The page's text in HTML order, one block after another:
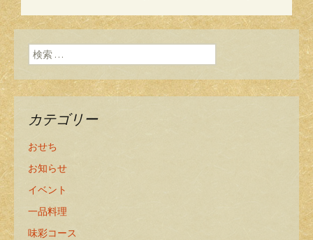
ン
検索:
カテゴリー
おせち
お知らせ
イベント
一品料理
味彩コース